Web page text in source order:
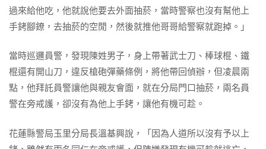
過來給他吃，他就說他要去外面抽菸，當時警察也沒有幫他上
手銬腳鐐，去抽菸的空閒，然後就推他哥哥給警察就跑掉。」
當時巡邏員警，發現陳姓男子，身上帶著武士刀、棒球棍、鐵
棍還有開山刀，違反槍砲彈藥條例，將他帶回偵辦，但凌晨兩
點，他拜託員警讓他與親友會面，就在分局門口抽菸，兩名員
警在旁戒護，卻沒有為他上手銬，讓他有機可趁。
花蓮縣警局玉里分局長溫基興說，「因為人道所以沒有予以上